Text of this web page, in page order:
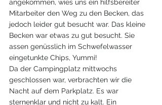
angekommen, wies uns ein hilfsbereiter
Mitarbeiter den Weg zu den Becken, das
jedoch leider gut besucht war. Das kleine
Becken war etwas zu gut besucht. Sie
assen genüsslich im Schwefelwasser
eingetunkte Chips, Yummi!
Da der Campingplatz mittwochs
geschlossen war, verbrachten wir die
Nacht auf dem Parkplatz. Es war
sternenklar und nicht zu kalt. Ein